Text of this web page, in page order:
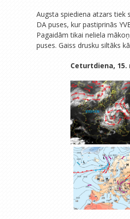
Augsta spiediena atzars tiek
DA puses, kur pastiprinās
Pagaidām tikai neliela
puses. Gaiss drusku siltāks
Ceturtdiena, 15.